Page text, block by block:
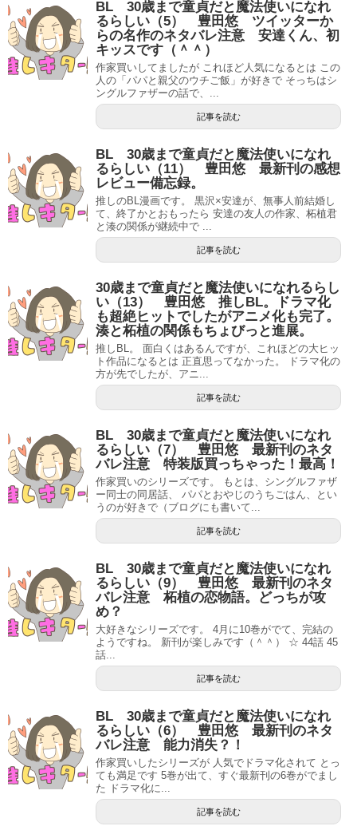
BL 30歳まで童貞だと魔法使いになれ
るらしい（5） 豊田悠 ツイッターか
らの名作のネタバレ注意 安達くん、初
キッスです（＾＾）
作家買いしてましたが これほど人気になるとは この
人の「パパと親父のウチご飯」が好きで そっちはシ
ングルファザーの話で、...
記事を読む
BL 30歳まで童貞だと魔法使いになれ
るらしい（11） 豊田悠 最新刊の感想
レビュー備忘録。
推しのBL漫画です。 黒沢×安達が、無事人前結婚し
て、終了かとおもったら 安達の友人の作家、柘植君
と湊の関係が継続中で ...
記事を読む
30歳まで童貞だと魔法使いになれるらし
い（13） 豊田悠 推しBL。ドラマ化
も超絶ヒットでしたがアニメ化も完了。
湊と柘植の関係もちょびっと進展。
推しBL。 面白くはあるんですが、これほどの大ヒッ
ト作品になるとは 正直思ってなかった。 ドラマ化の
方が先でしたが、アニ...
記事を読む
BL 30歳まで童貞だと魔法使いになれ
るらしい（7） 豊田悠 最新刊のネタ
バレ注意 特装版買っちゃった！最高！
作家買いのシリーズです。 もとは、シングルファザ
ー同士の同居話、 パパとおやじのうちごはん、とい
うのが好きで（ブログにも書いて...
記事を読む
BL 30歳まで童貞だと魔法使いになれ
るらしい（9） 豊田悠 最新刊のネタ
バレ注意 柘植の恋物語。どっちが攻
め？
大好きなシリーズです。 4月に10巻がでて、完結の
ようですね。 新刊が楽しみです（＾＾） ☆ 44話 45
話...
記事を読む
BL 30歳まで童貞だと魔法使いになれ
るらしい（6） 豊田悠 最新刊のネタ
バレ注意 能力消失？！
作家買いしたシリーズが 人気でドラマ化されて とっ
ても満足です 5巻が出て、すぐ最新刊の6巻がでまし
た ドラマ化に...
記事を読む